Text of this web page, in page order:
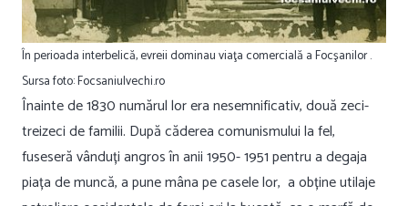
În perioada interbelică, evreii dominau viaţa comercială a Focşanilor .
Sursa foto: Focsaniulvechi.ro
Înainte de 1830 numărul lor era nesemnificativ, două zeci-
treizeci de familii. După căderea comunismului la fel,
fuseseră vânduți angros în anii 1950- 1951 pentru a degaja
piața de muncă, a pune mâna pe casele lor, a obține utilaje